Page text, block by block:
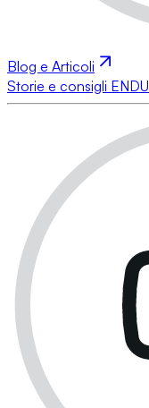
Blog e Articoli
Storie e consigli ENDU